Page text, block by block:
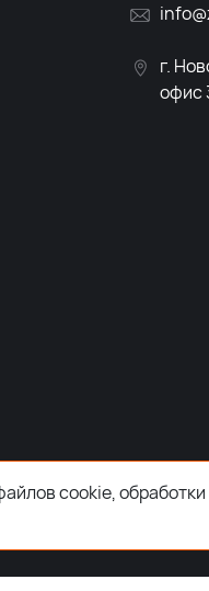
г.
офис
cookie, обработки